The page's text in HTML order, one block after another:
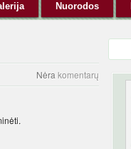
Nuorodos
Nėra komentarų